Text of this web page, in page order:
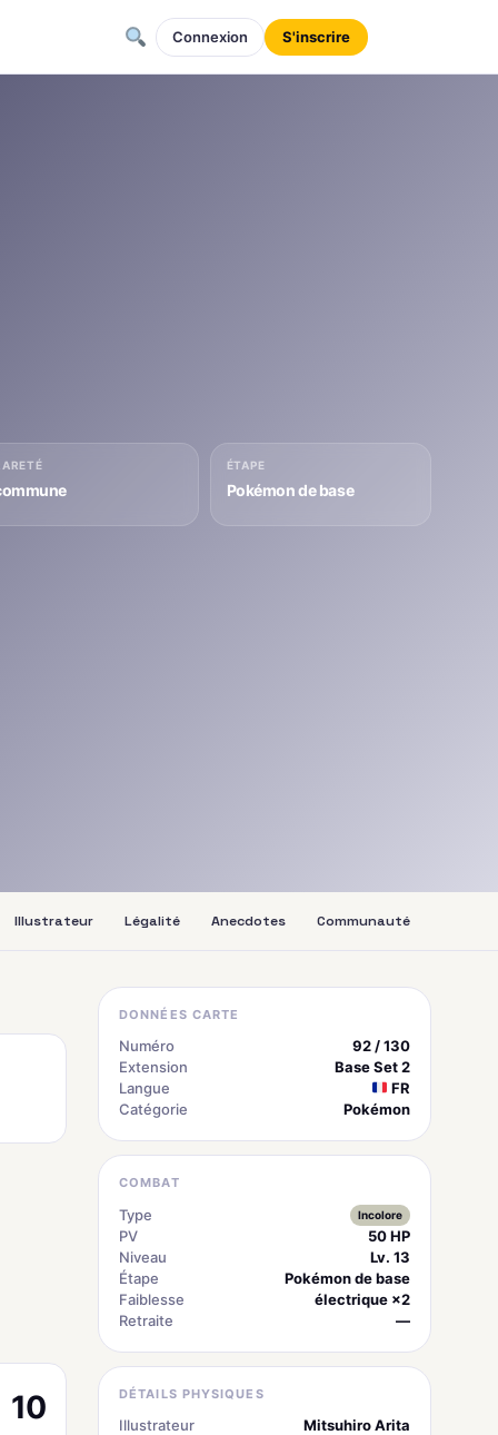
Connexion S'inscrire
ÉTAPE
Pokémon de base
Illustrateur Légalité Anecdotes Communauté
10
DONNÉES CARTE
Numéro
92 / 130
Extension
Base Set 2
Langue
FR
Catégorie
Pokémon
COMBAT
Type Incolore
PV
50 HP
Niveau
Lv. 13
Étape
Pokémon de base
Faiblesse
électrique ×2
Retraite
—
DÉTAILS PHYSIQUES
Illustrateur
Mitsuhiro Arita